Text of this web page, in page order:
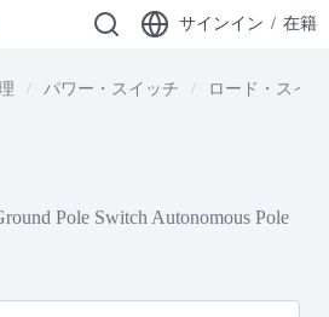
サインイン / 在籍
パワー・スイッチ ロード・スイ
Pole Switch Autonomous Pole